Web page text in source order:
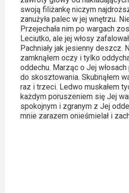
Amazon
Prime
Video
Apple
TV
+
Disney+
swoją filiżankę niczym
zanużyła palec w jej wnętrzu.
Przejechała nim po wargach
Leciutko, ale jej włosy
Pachniały jak jesienny deszcz.
zamknąłem oczy i tylko
oddechu. Marząc o Jej
do skosztowania. Skubnąłem
raz i trzeci. Ledwo muskałem
każdym poruszeniem się Jej
spokojnym i zgranym z Jej
mnie zarazem onieśmielał i